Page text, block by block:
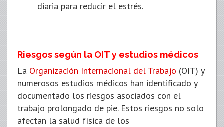
diaria para reducir el estrés.
Riesgos según la OIT y estudios médicos
La Organización Internacional del Trabajo (OIT) y
numerosos estudios médicos han identificado y
documentado los riesgos asociados con el
trabajo prolongado de pie. Estos riesgos no solo
afectan la salud física de los